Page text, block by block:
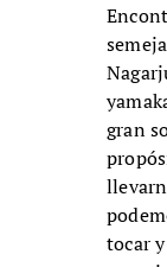
gran
tocar